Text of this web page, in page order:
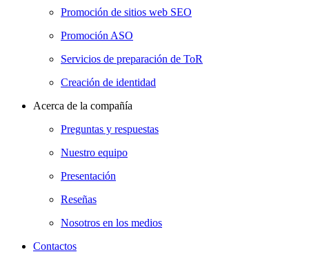
Promoción de sitios web SEO
Promoción ASO
Servicios de preparación de ToR
Creación de identidad
Acerca de la compañía
Preguntas y respuestas
Nuestro equipo
Presentación
Reseñas
Nosotros en los medios
Contactos